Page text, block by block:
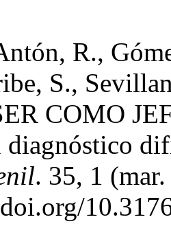
R.,
S.,
COMO
diagnóstico
. 35, 1